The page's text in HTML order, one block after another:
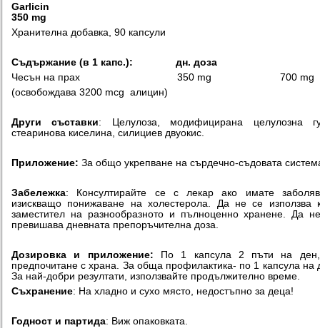
Garlicin
350 mg
Хранителна добавка, 90 капсули
Съдържание (в 1 капс.):
дн. доза
Чесън на прах 350 mg 700 mg
(освобождава 3200 mcg алицин)
Други съставки: Целулоза, модифицирана целулозна
стеаринова киселина, силициев двуокис.
Приложение: За общо укрепване на сърдечно-съдовата
Забележка: Консултирайте се с лекар ако имате
изискващо понижаване на холестерола. Да не се използва
заместител на разнообразното и пълноценно хранене. Да
превишава дневната препоръчителна доза.
Дозировка и приложение:
По 1 капсулa 2 пъти на
предпочитане с храна. За обща профилактика- по 1 капсула на
За най-добри резултати, използвайте продължително време.
Съхранение: На хладно и сухо място, недостъпно за деца!
Годност и партида: Виж опаковката.